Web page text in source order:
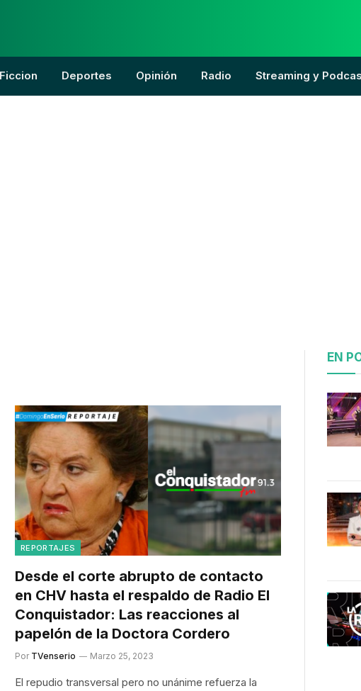
Ficcion Deportes Opinión Radio Streaming y
REPORTAJES
Desde el corte abrupto de contacto
en CHV hasta el respaldo de Radio El
Conquistador: Las reacciones al
papelón de la Doctora Cordero
Por TVenserio Marzo 25, 2023
El repudio transversal pero no unánime refuerza la
EN